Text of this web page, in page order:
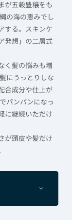
が五穀豊穣をも
の海の恵みでし
する。スキンケ
発想」の二層式
く髪の悩みも増
にうっとりしな
合成分や仕上が
パンパンになっ
に継続いただけ
が頭皮や髪だけ